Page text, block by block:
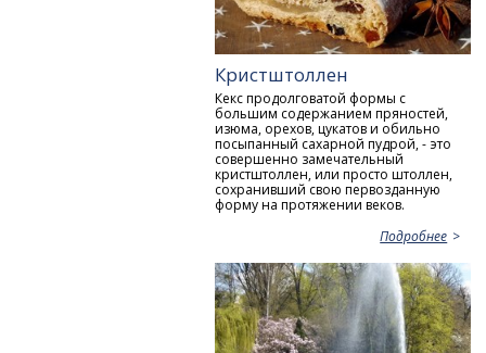
Кристштоллен
Кекс продолговатой формы с
большим содержанием пряностей,
изюма, орехов, цукатов и обильно
посыпанный сахарной пудрой, - это
совершенно замечательный
кристштоллен, или просто штоллен,
сохранивший свою первозданную
форму на протяжении веков.
Подробнее